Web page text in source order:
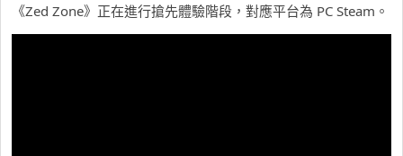
《Zed Zone》正在進行搶先體驗階段，對應平台為 PC Steam。